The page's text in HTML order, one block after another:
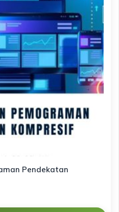
Pendekatan